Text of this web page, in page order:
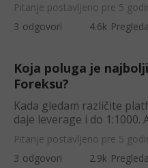
Pitanje postavljeno pre 5
3 odgovori 4.6k Pregleda
Koja poluga je
Foreksu?
Kada gledam različite
daje leverage i do 1:1000.
mnogi stručnjaci ne sa
Pitanje postavljeno pre 5
3 odgovori 2.9k Pregleda